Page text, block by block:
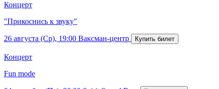
Концерт
"Прикоснись к звуку"
26 августа (Ср), 19:00 Ваксман-центр
Концерт
Fun mode